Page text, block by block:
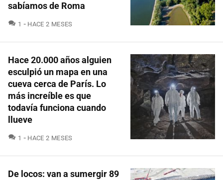
sabíamos de Roma
1 COMENTARIOS
HACE 2 MESES
Hace 20.000 años alguien
esculpió un mapa en una
cueva cerca de París. Lo
más increíble es que
todavía funciona cuando
llueve
1 COMENTARIOS
HACE 2 MESES
De locos: van a sumergir 89